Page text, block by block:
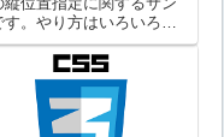
す。やり方はいろいろあ
いますが、ここで紹介す
はvertical-alignを使う方法
しかしvertical-alignは通
ロック要素では使用でき